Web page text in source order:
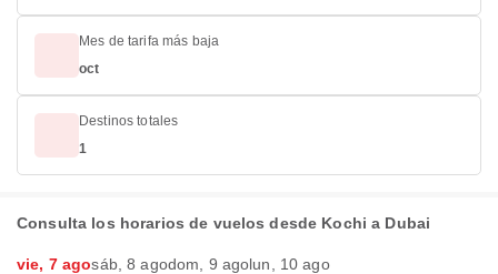
Mes de tarifa más baja
oct
Destinos totales
1
Consulta los horarios de vuelos desde Kochi a Dubai
vie, 7 agosáb, 8 agodom, 9 agolun, 10 ago